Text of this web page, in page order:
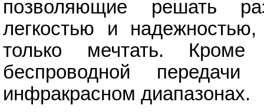
позволяющие решать
легкостью и
только мечтать.
беспроводной
инфракрасном диапазонах.